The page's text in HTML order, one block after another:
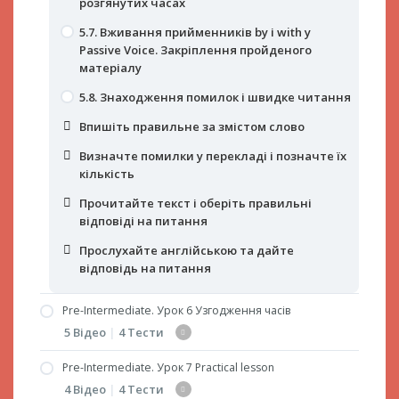
5.7. Вживання прийменників by і with у
Passive Voice. Закріплення пройденого
матеріалу
5.8. Знаходження помилок і швидке читання
Впишіть правильне за змістом слово
Визначте помилки у перекладі і позначте їх
кількість
Прочитайте текст і оберіть правильні
відповіді на питання
Прослухайте англійською та дайте
відповідь на питання
Pre-Intermediate. Урок 6 Узгодження часів
5 Відео | 4 Тести
6.1. Узгодження часів (частина 1)
Pre-Intermediate. Урок 7 Practical lesson
4 Відео | 4 Тести